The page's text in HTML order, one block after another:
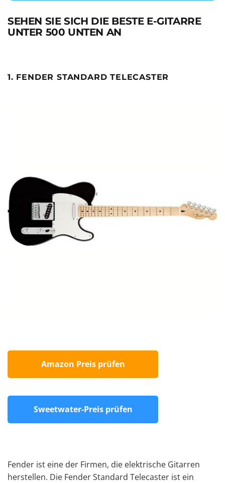
SEHEN SIE SICH DIE BESTE E-GITARRE
UNTER 500 UNTEN AN
1. FENDER STANDARD TELECASTER
Amazon Preis prüfen
Sweetwater-Preis prüfen
Fender ist eine der Firmen, die elektrische Gitarren
herstellen. Die Fender Standard Telecaster ist ein